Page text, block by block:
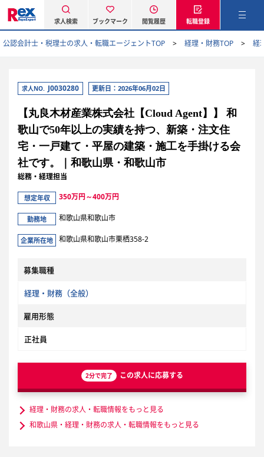
求人検索 ブックマーク 閲覧履歴 転職登録
公認会計士・税理士の求人・転職エージェントTOP 経理・財務TOP 経
求人NO. J0030280 更新日：2026年06月02日
【丸良木材産業株式会社【Cloud Agent】】 和
歌山で50年以上の実績を持つ、新築・注文住
宅・一戸建て・平屋の建築・施工を手掛ける会
社です。｜和歌山県・和歌山市
総務・経理担当
想定年収 350万円～400万円
勤務地 和歌山県和歌山市
企業所在地 和歌山県和歌山市栗栖358-2
募集職種
経理・財務（全般）
雇用形態
正社員
2分で完了 この求人に応募する
経理・財務の求人・転職情報をもっと見る
和歌山県・経理・財務の求人・転職情報をもっと見る